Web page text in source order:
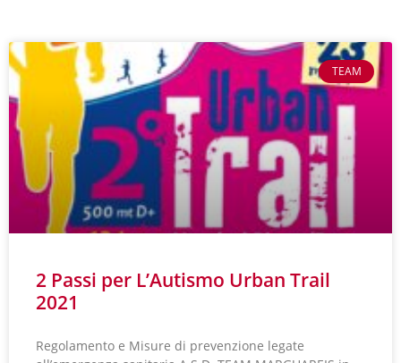
TEAM
2 Passi per L’Autismo Urban Trail
2021
Regolamento e Misure di prevenzione legate